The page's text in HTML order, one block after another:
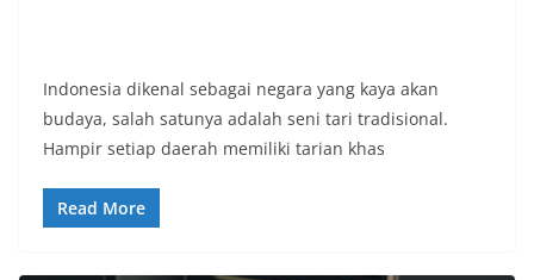
Indonesia dikenal sebagai negara yang kaya akan
budaya, salah satunya adalah seni tari tradisional.
Hampir setiap daerah memiliki tarian khas
Read More